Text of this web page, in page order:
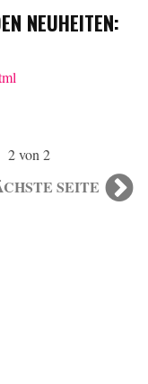
NEUHEITEN:
2 von 2
SEITE